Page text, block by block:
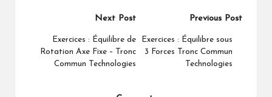
Post
Previous Post
Exercices : Équilibre sous
3 Forces Tronc Commun
Technologies
Next Post
Exercices : Équilibre de
Rotation Axe Fixe – Tronc
Commun Technologies